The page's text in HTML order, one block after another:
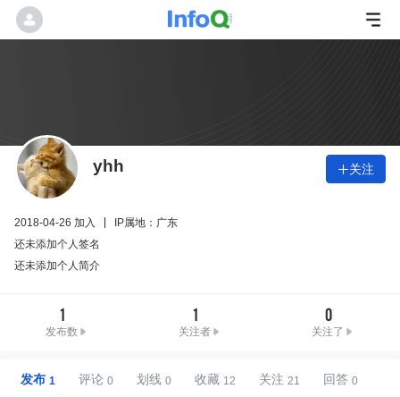
yhh 关注
2018-04-26 加入
IP属地：广东
还未添加个人签名
还未添加个人简介
1
发布数
1
关注者
0
关注了
发布 评论 划线 收藏 关注 回答